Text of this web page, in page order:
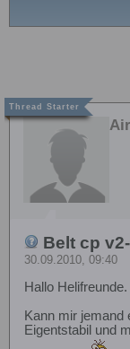
Belt cp
30.09.2010, 09:40
Hallo Helifreunde.
Kann mir jemand
Eigentstabil und